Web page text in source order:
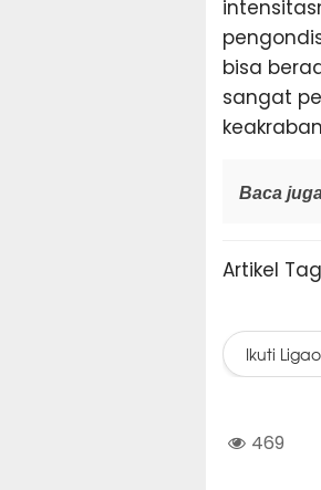
bisa
sangat
Baca
Artikel
Ikuti
469